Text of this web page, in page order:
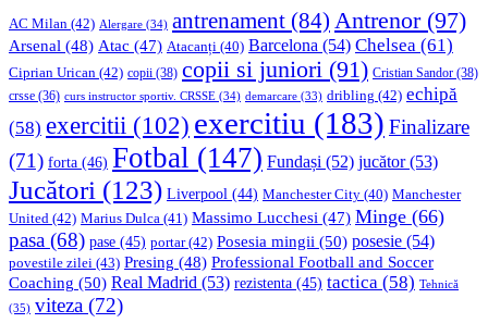
AC Milan (42) Alergare (34) antrenament (84) Antrenor(97)
Arsenal (48) Atac (47) Atacanți (40) Barcelona (54) Chelsea (61)
Ciprian Urican (42) copii (38) copii si juniori (91) Cristian Sandor (38)
crsse (36) curs instructor sportiv. CRSSE (34) demarcare (33) dribling (42) echipă
(58) exercitii (102) exercitiu (183) Finalizare
(71) forta (46) Fotbal (147) Fundași (52) jucător(53)
Jucători (123) Liverpool (44) Manchester City (40) Manchester
United (42) Marius Dulca (41) Massimo Lucchesi (47) Minge (66)
pasa (68) pase (45) portar(42) Posesia mingii (50) posesie (54)
povestile zilei (43) Presing (48) Professional Football and Soccer
Coaching (50) Real Madrid (53) rezistenta (45) tactica (58) Tehnică
(35) viteza (72)